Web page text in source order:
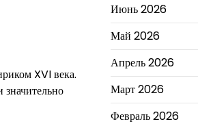
XVI века.
Июнь 2026
Май 2026
Апрель 2026
Март 2026
Февраль 2026